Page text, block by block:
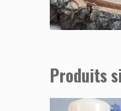
Produits